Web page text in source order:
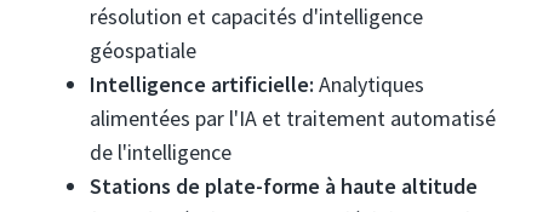
résolution et capacités d'intelligence
géospatiale
Intelligence artificielle: Analytiques
alimentées par l'IA et traitement automatisé
de l'intelligence
Stations de plate-forme à haute altitude